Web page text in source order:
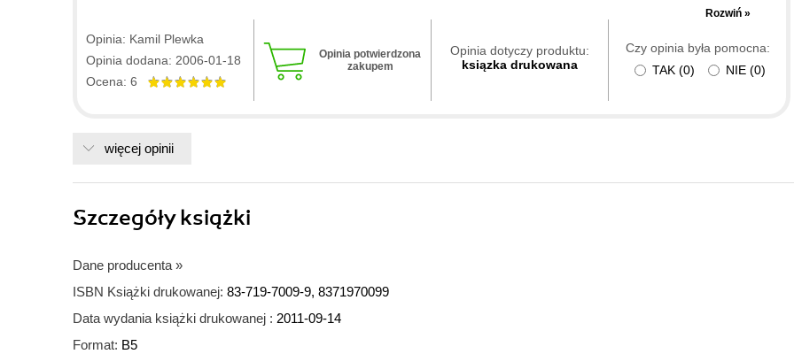
Rozwiń »
Opinia: Kamil Plewka
Opinia dodana: 2006-01-18
Ocena: 6
Opinia potwierdzona
zakupem
Opinia dotyczy produktu:
ksiązka drukowana
Czy opinia była pomocna:
TAK (0) NIE (0)
więcej opinii
Szczegółyksiążki
Dane producenta »
ISBN Książki drukowanej: 83-719-7009-9, 8371970099
Data wydania książki drukowanej : 2011-09-14
Format: B5